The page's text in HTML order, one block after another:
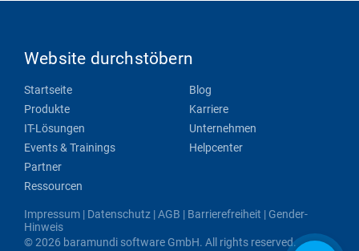
Website durchstöbern
Startseite
Produkte
IT-Lösungen
Events & Trainings
Partner
Ressourcen
Blog
Karriere
Unternehmen
Helpcenter
Impressum | Datenschutz |AGB | Barrierefreiheit | Gender-
Hinweis
© 2026 baramundi software GmbH. All rights reserved.